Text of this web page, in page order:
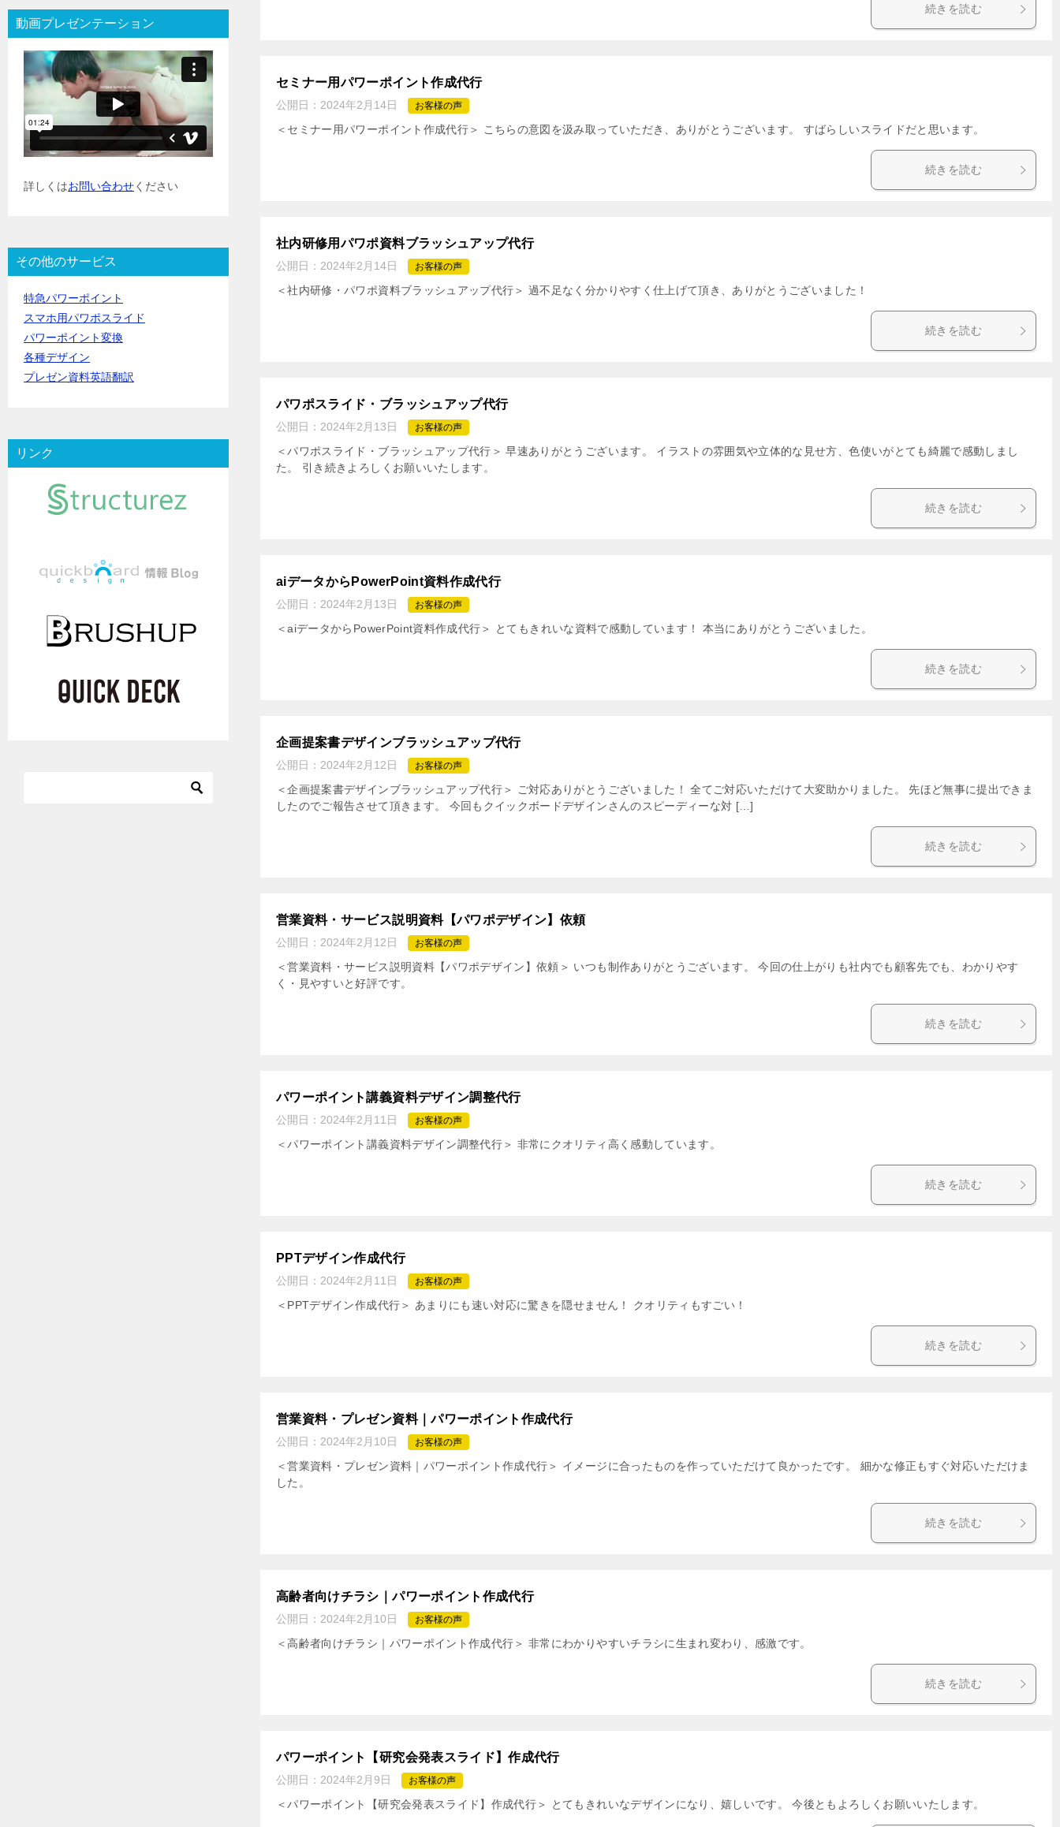
続きを読む
セミナー用パワーポイント作成代行
公開日： 2024年2月14日 お客様の声
＜セミナー用パワーポイント作成代行＞ こちらの意図を汲み取っていただき、ありがとうございます。 すばらしいスライドだと思います。
続きを読む
社内研修用パワポ資料ブラッシュアップ代行
公開日： 2024年2月14日 お客様の声
＜社内研修・パワポ資料ブラッシュアップ代行＞ 過不足なく分かりやすく仕上げて頂き、ありがとうございました！
続きを読む
パワポスライド・ブラッシュアップ代行
公開日： 2024年2月13日 お客様の声
＜パワポスライド・ブラッシュアップ代行＞ 早速ありがとうございます。 イラストの雰囲気や立体的な見せ方、色使いがとても綺麗で感動しまし
た。 引き続きよろしくお願いいたします。
続きを読む
aiデータからPowerPoint資料作成代行
公開日： 2024年2月13日 お客様の声
＜aiデータからPowerPoint資料作成代行＞ とてもきれいな資料で感動しています！ 本当にありがとうございました。
続きを読む
企画提案書デザインブラッシュアップ代行
公開日： 2024年2月12日 お客様の声
＜企画提案書デザインブラッシュアップ代行＞ ご対応ありがとうございました！ 全てご対応いただけて大変助かりました。 先ほど無事に提出できま
したのでご報告させて頂きます。 今回もクイックボードデザインさんのスピーディーな対 […]
続きを読む
営業資料・サービス説明資料【パワポデザイン】依頼
公開日： 2024年2月12日 お客様の声
＜営業資料・サービス説明資料【パワポデザイン】依頼＞ いつも制作ありがとうございます。 今回の仕上がりも社内でも顧客先でも、わかりやす
く・見やすいと好評です。
続きを読む
パワーポイント講義資料デザイン調整代行
公開日： 2024年2月11日 お客様の声
＜パワーポイント講義資料デザイン調整代行＞ 非常にクオリティ高く感動しています。
続きを読む
PPTデザイン作成代行
公開日： 2024年2月11日 お客様の声
＜PPTデザイン作成代行＞ あまりにも速い対応に驚きを隠せません！ クオリティもすごい！
続きを読む
営業資料・プレゼン資料｜パワーポイント作成代行
公開日： 2024年2月10日 お客様の声
＜営業資料・プレゼン資料｜パワーポイント作成代行＞ イメージに合ったものを作っていただけて良かったです。 細かな修正もすぐ対応いただけま
した。
続きを読む
高齢者向けチラシ｜パワーポイント作成代行
公開日： 2024年2月10日 お客様の声
＜高齢者向けチラシ｜パワーポイント作成代行＞ 非常にわかりやすいチラシに生まれ変わり、感激です。
続きを読む
パワーポイント【研究会発表スライド】作成代行
公開日： 2024年2月9日 お客様の声
＜パワーポイント【研究会発表スライド】作成代行＞ とてもきれいなデザインになり、嬉しいです。 今後ともよろしくお願いいたします。
動画プレゼンテーション
詳しくはお問い合わせください
その他のサービス
特急パワーポイント
スマホ用パワポスライド
パワーポイント変換
各種デザイン
プレゼン資料英語翻訳
リンク